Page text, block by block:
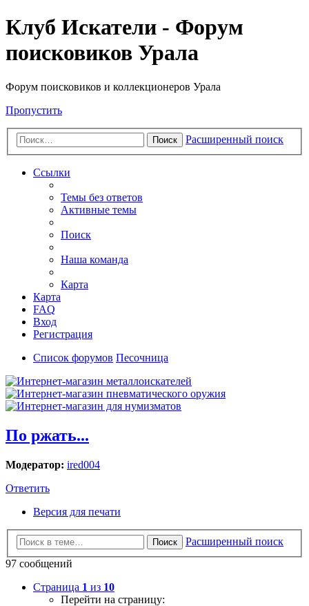
Клуб Искатели - Форум
поисковиков Урала
Форум поисковиков и коллекционеров Урала
Пропустить
Поиск Расширенный поиск
Ссылки
Темы без ответов
Активные темы
Поиск
Наша команда
Карта
Карта
FAQ
Вход
Регистрация
Список форумов Песочница
По ржать...
Модератор: ired004
Ответить
Версия для печати
Поиск
Расширенный поиск
97 сообщений
Страница 1 из 10
Перейти на страницу: